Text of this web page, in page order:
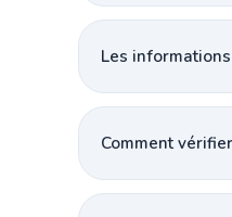
Les
Comment